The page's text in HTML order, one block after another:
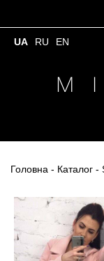
UA RU EN
M
Головна - Каталог -